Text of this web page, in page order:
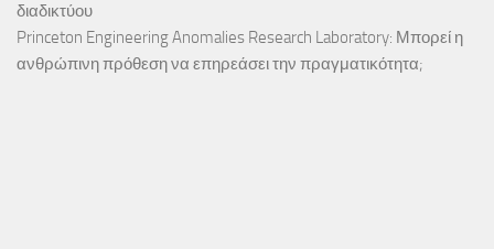
διαδικτύου
Princeton Engineering Anomalies Research Laboratory: Μπορεί η
ανθρώπινη πρόθεση να επηρεάσει την πραγματικότητα;